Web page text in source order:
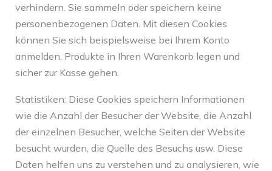
verhindern. Sie sammeln oder speichern keine
personenbezogenen Daten. Mit diesen Cookies
können Sie sich beispielsweise bei Ihrem Konto
anmelden, Produkte in Ihren Warenkorb legen und
sicher zur Kasse gehen.
Statistiken: Diese Cookies speichern Informationen
wie die Anzahl der Besucher der Website, die Anzahl
der einzelnen Besucher, welche Seiten der Website
besucht wurden, die Quelle des Besuchs usw. Diese
Daten helfen uns zu verstehen und zu analysieren, wie